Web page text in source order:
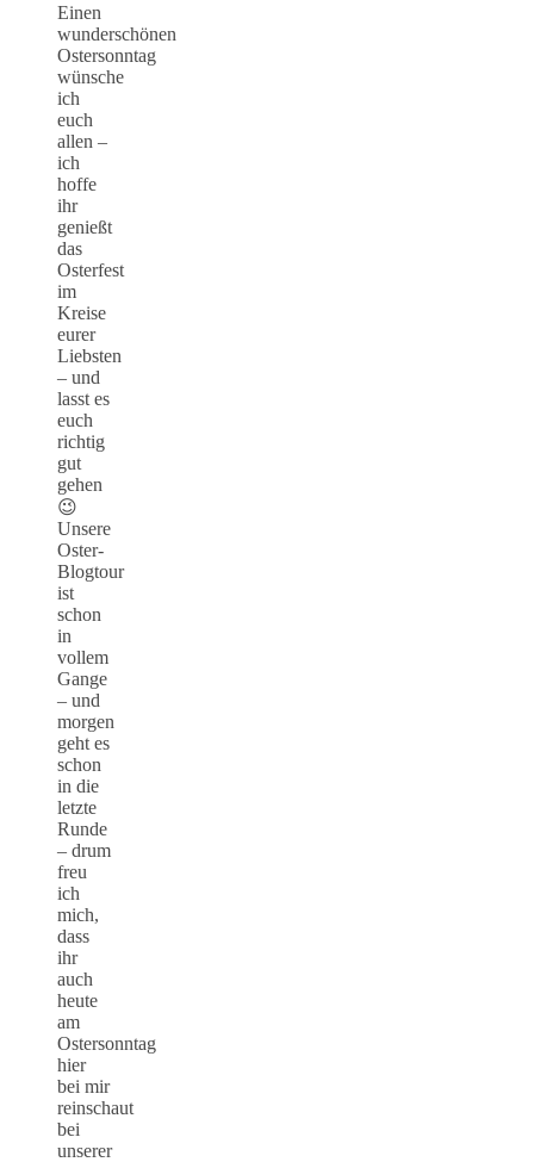
Einen
wunderschönen
Ostersonntag
wünsche
ich
euch
allen –
ich
hoffe
ihr
genießt
das
Osterfest
im
Kreise
eurer
Liebsten
– und
lasst es
euch
richtig
gut
gehen
😉
Unsere
Oster-
Blogtour
ist
schon
in
vollem
Gange
– und
morgen
geht es
schon
in die
letzte
Runde
– drum
freu
ich
mich,
dass
ihr
auch
heute
am
Ostersonntag
hier
bei mir
reinschaut
bei
unserer